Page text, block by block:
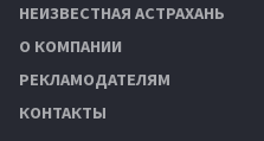
НЕИЗВЕСТНАЯ АСТРАХАНЬ
О КОМПАНИИ
РЕКЛАМОДАТЕЛЯМ
КОНТАКТЫ